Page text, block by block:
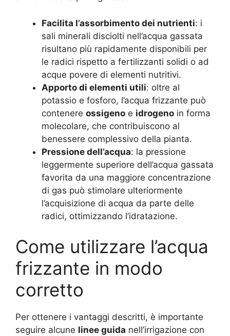
Facilita l’assorbimento dei nutrienti: i
sali minerali disciolti nell’acqua gassata
risultano più rapidamente disponibili per
le radici rispetto a fertilizzanti solidi o ad
acque povere di elementi nutritivi.
Apporto di elementi utili: oltre al
potassio e fosforo, l’acqua frizzante può
contenere ossigeno e idrogeno in forma
molecolare, che contribuiscono al
benessere complessivo della pianta.
Pressione dell’acqua: la pressione
leggermente superiore dell’acqua gassata
favorita da una maggiore concentrazione
di gas può stimolare ulteriormente
l’acquisizione di acqua da parte delle
radici, ottimizzando l’idratazione.
Come utilizzare l’acqua
frizzante in modo
corretto
Per ottenere i vantaggi descritti, è importante
seguire alcune linee guida nell’irrigazione con